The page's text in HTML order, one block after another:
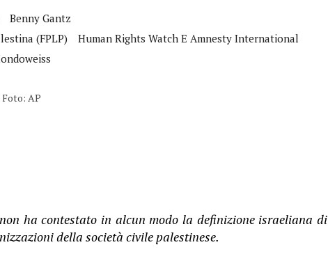
Benny Gantz
(FPLP)
Human Rights Watch E Amnesty International
AP
ha contestato in alcun modo la definizione israeliana di
della società civile palestinese.